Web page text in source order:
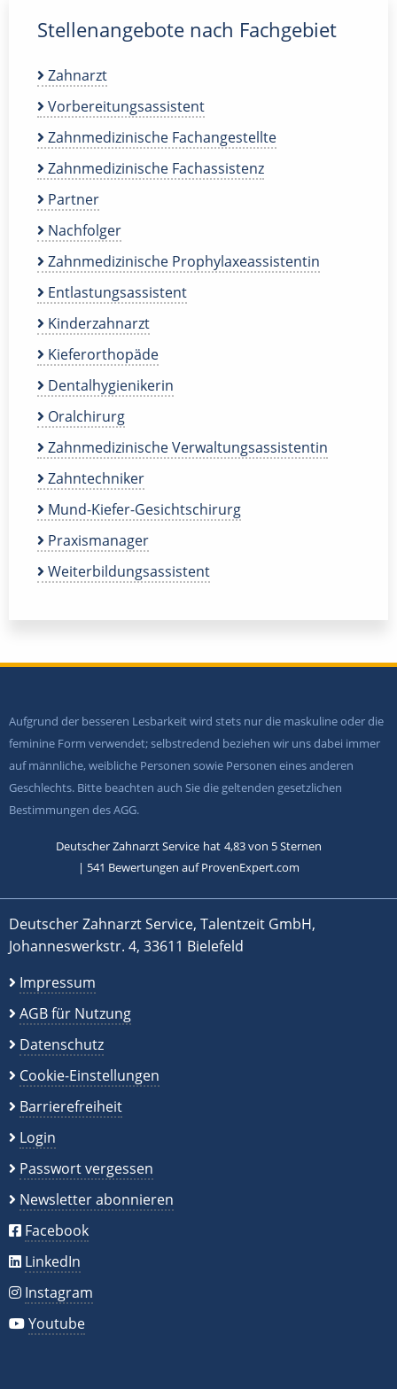
Stellenangebote nach Fachgebiet
Zahnarzt
Vorbereitungsassistent
Zahnmedizinische Fachangestellte
Zahnmedizinische Fachassistenz
Partner
Nachfolger
Zahnmedizinische Prophylaxeassistentin
Entlastungsassistent
Kinderzahnarzt
Kieferorthopäde
Dentalhygienikerin
Oralchirurg
Zahnmedizinische Verwaltungsassistentin
Zahntechniker
Mund-Kiefer-Gesichtschirurg
Praxismanager
Weiterbildungsassistent
Aufgrund der besseren Lesbarkeit wird stets nur die maskuline oder die
feminine Form verwendet; selbstredend beziehen wir uns dabei immer
auf männliche, weibliche Personen sowie Personen eines anderen
Geschlechts. Bitte beachten auch Sie die geltenden gesetzlichen
Bestimmungen des AGG.
Deutscher Zahnarzt Service hat 4,83von 5Sternen
| 541 Bewertungen auf ProvenExpert.com
Deutscher Zahnarzt Service, Talentzeit GmbH,
Johanneswerkstr. 4, 33611 Bielefeld
Impressum
AGB für Nutzung
Datenschutz
Cookie-Einstellungen
Barrierefreiheit
Login
Passwort vergessen
Newsletter abonnieren
Facebook
LinkedIn
Instagram
Youtube